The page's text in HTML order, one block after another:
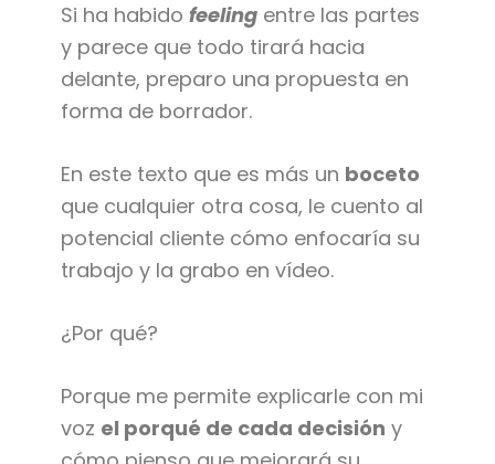
Si ha habido feelingentre las partes
y parece que todo tirará hacia
delante, preparo una propuesta en
forma de borrador.
En este texto que es más un boceto
que cualquier otra cosa, le cuento al
potencial cliente cómo enfocaría su
trabajo y la grabo en vídeo.
¿Por qué?
Porque me permite explicarle con mi
voz el porqué de cada decisión y